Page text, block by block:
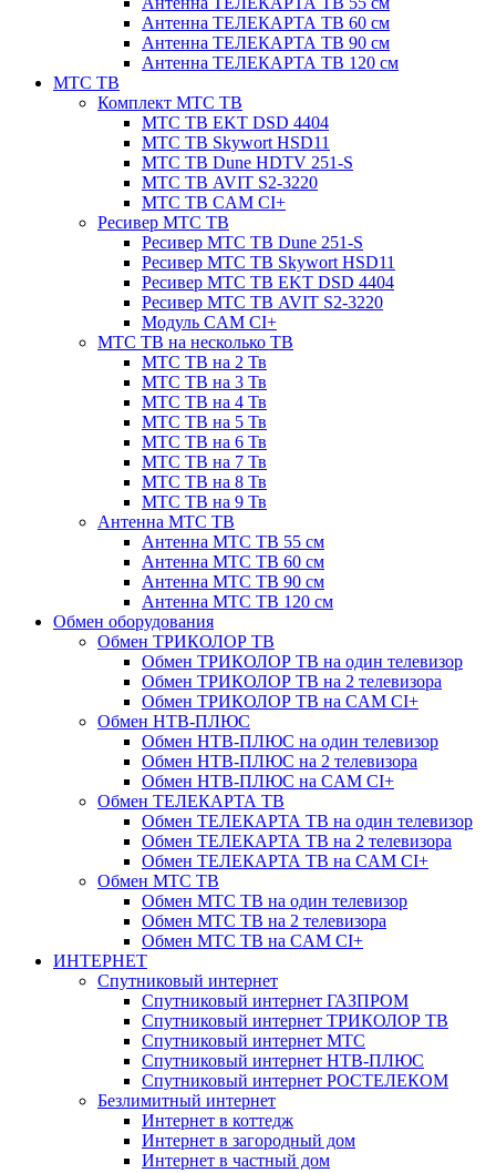
Антенна ТЕЛЕКАРТА ТВ 60 см
Антенна ТЕЛЕКАРТА ТВ 90 см
Антенна ТЕЛЕКАРТА ТВ 120 см
МТС ТВ
Комплект МТС ТВ
МТС ТВ EKT DSD 4404
МТС ТВ Skywort HSD11
МТС ТВ Dune HDTV 251-S
МТС ТВ AVIT S2-3220
МТС ТВ CAM CI+
Ресивер МТС ТВ
Ресивер МТС ТВ Dune 251-S
Ресивер МТС ТВ Skywort HSD11
Ресивер МТС ТВ EKT DSD 4404
Ресивер МТС ТВ AVIT S2-3220
Модуль CAM CI+
МТС ТВ на несколько ТВ
МТС ТВ на 2 Тв
МТС ТВ на 3 Тв
МТС ТВ на 4 Тв
МТС ТВ на 5 Тв
МТС ТВ на 6 Тв
МТС ТВ на 7 Тв
МТС ТВ на 8 Тв
МТС ТВ на 9 Тв
Антенна МТС ТВ
Антенна МТС ТВ 55 см
Антенна МТС ТВ 60 см
Антенна МТС ТВ 90 см
Антенна МТС ТВ 120 см
Обмен оборудования
Обмен ТРИКОЛОР ТВ
Обмен ТРИКОЛОР ТВ на один телевизор
Обмен ТРИКОЛОР ТВ на 2 телевизора
Обмен ТРИКОЛОР ТВ на CAM CI+
Обмен НТВ-ПЛЮС
Обмен НТВ-ПЛЮС на один телевизор
Обмен НТВ-ПЛЮС на 2 телевизора
Обмен НТВ-ПЛЮС на CAM CI+
Обмен ТЕЛЕКАРТА ТВ
Обмен ТЕЛЕКАРТА ТВ на один телевизор
Обмен ТЕЛЕКАРТА ТВ на 2 телевизора
Обмен ТЕЛЕКАРТА ТВ на CAM CI+
Обмен МТС ТВ
Обмен МТС ТВ на один телевизор
Обмен МТС ТВ на 2 телевизора
Обмен МТС ТВ на CAM CI+
ИНТЕРНЕТ
Спутниковый интернет
Спутниковый интернет ГАЗПРОМ
Спутниковый интернет ТРИКОЛОР ТВ
Спутниковый интернет МТС
Спутниковый интернет НТВ-ПЛЮС
Спутниковый интернет РОСТЕЛЕКОМ
Безлимитный интернет
Интернет в коттедж
Интернет в загородный дом
Интернет в частный дом